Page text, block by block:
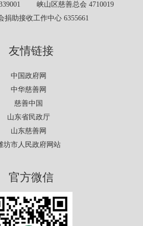
峡山区慈善总会 4710019
捐助接收工作中心 6355661
友情链接
中国政府网
中华慈善网
慈善中国
山东省民政厅
山东慈善网
坊市人民政府网站
官方微信